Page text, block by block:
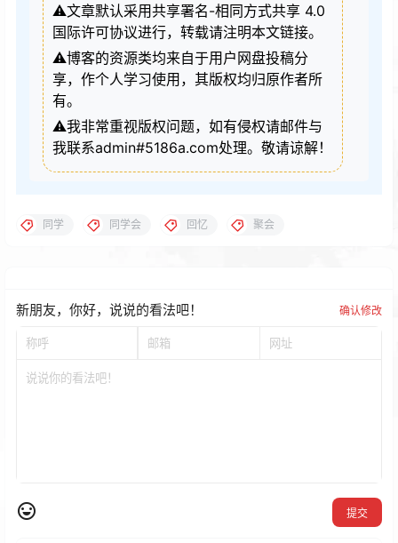
⚠️文章默认采用共享署名-相同方式共享 4.0
国际许可协议进行，转载请注明本文链接。
⚠️博客的资源类均来自于用户网盘投稿分
享，作个人学习使用，其版权均归原作者所
有。
⚠️我非常重视版权问题，如有侵权请邮件与
我联系admin#5186a.com处理。敬请谅解！
同学 同学会 回忆 聚会
新朋友，你好，说说的看法吧！ 确认修改
提交